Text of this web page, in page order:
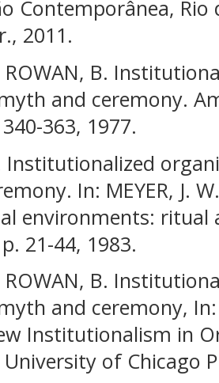
Contemporânea, Rio
2011.
ROWAN, B.
and ceremony.
363, 1977.
Institutionalized
In: MEYER, J.
environments: ritual
21-44, 1983.
ROWAN, B.
and ceremony, In:
Institutionalism in
of Chicago